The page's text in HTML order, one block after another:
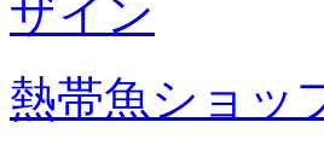
熱帯魚ショッ